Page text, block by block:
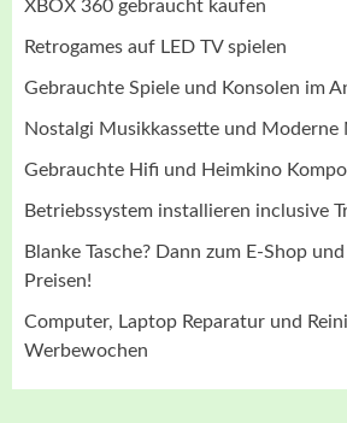
XBOX 360 gebraucht kaufen
Retrogames auf LED TV spielen
Gebrauchte Spiele und Konsolen im
Nostalgi Musikkassette und Moderne
Gebrauchte Hifi und Heimkino
Betriebssystem installieren inclusive
Blanke Tasche? Dann zum E-Shop
Preisen!
Computer, Laptop Reparatur und
Werbewochen